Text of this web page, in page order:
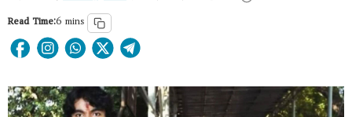
Read Time:6 mins